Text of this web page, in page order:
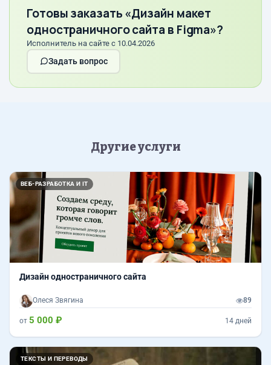
Готовы заказать «Дизайн макет
одностраничного сайта в Figma»?
Исполнитель на сайте с 10.04.2026
Задать вопрос
Другие услуги
ВЕБ-РАЗРАБОТКА И IT
Дизайн одностраничного сайта
Олеся Звягина 89
от 5 000 ₽ 14 дней
ТЕКСТЫ И ПЕРЕВОДЫ